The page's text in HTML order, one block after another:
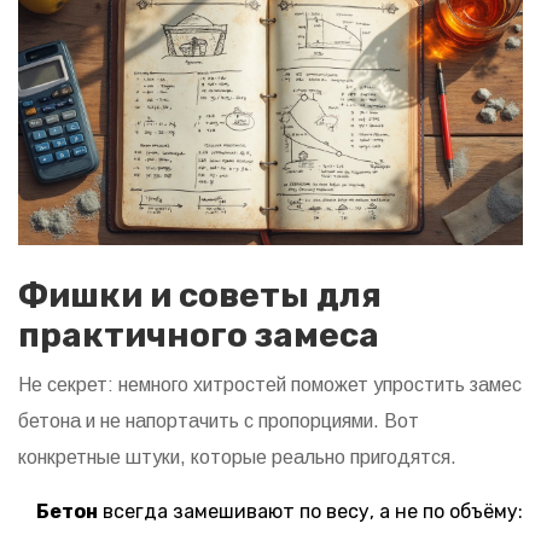
Фишки и советы для
практичного замеса
Не секрет: немного хитростей поможет упростить замес
бетона и не напортачить с пропорциями. Вот
конкретные штуки, которые реально пригодятся.
Бетон всегда замешивают по весу, а не по объёму: